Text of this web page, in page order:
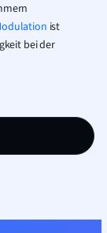
ist
bei der